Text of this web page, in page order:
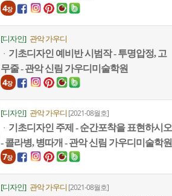
4장
[디자인] 관악 가우디
ㆍ 기초디자인 예비반 시범작 - 투명압정, 고
무줄 - 관악 신림 가우디미술학원
4장
[디자인] 관악 가우디 [2021-08월호]
ㆍ 기초디자인 주제 - 순간포착을 표현하시오
- 콜라병, 병따개 - 관악 신림 가우디미술학원
7장
[디자인] 관악 가우디 [2021-08월호]